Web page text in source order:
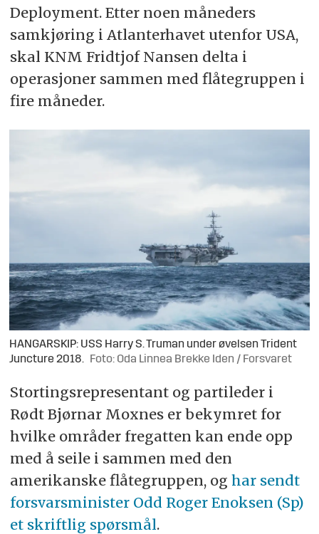
Deployment. Etter noen måneders
samkjøring i Atlanterhavet utenfor USA,
skal KNM Fridtjof Nansen delta i
operasjoner sammen med flåtegruppen i
fire måneder.
HANGARSKIP: USS Harry S. Truman under øvelsen Trident
Juncture 2018.
Foto: Oda Linnea Brekke Iden / Forsvaret
Stortingsrepresentant og partileder i
Rødt Bjørnar Moxnes er bekymret for
hvilke områder fregatten kan ende opp
med å seile i sammen med den
amerikanske flåtegruppen, og har sendt
forsvarsminister Odd Roger Enoksen (Sp)
et skriftlig spørsmål.